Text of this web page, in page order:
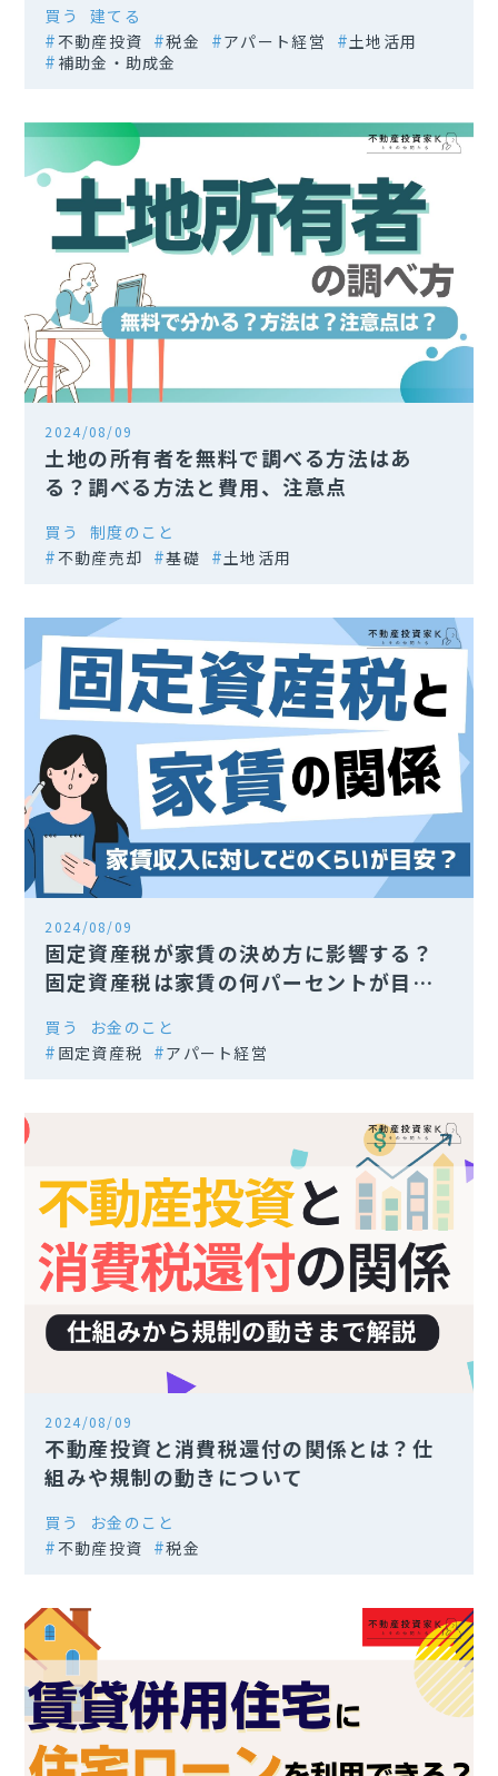
買う
建てる
不動産投資
税金 アパート経営
土地活用
補助金・助成金
2024/08/09
土地の所有者を無料で調べる方法はあ
る？調べる方法と費用、注意点
買う
制度のこと
不動産売却
基礎 土地活用
2024/08/09
固定資産税が家賃の決め方に影響する？
固定資産税は家賃の何パーセントが目安
買う
お金のこと
固定資産税
アパート経営
2024/08/09
不動産投資と消費税還付の関係とは？仕
組みや規制の動きについて
買う
お金のこと
不動産投資
税金